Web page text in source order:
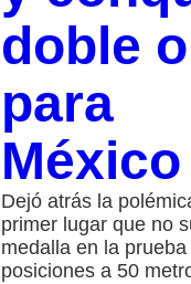
doble
para
México
Dejó atrás la
primer lugar que no
medalla en la
posiciones a 50